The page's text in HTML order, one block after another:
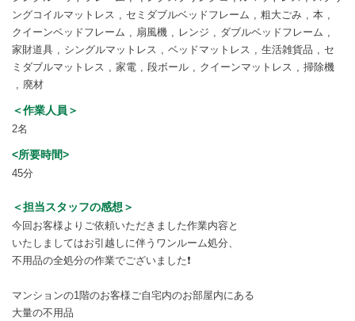
ングコイルマットレス
セミダブルベッドフレーム 粗大ごみ
本
クイーンベッドフレーム
扇風機 レンジ
ダブルベッドフレーム
家財道具
シングルマットレス ベッドマットレス 生活雑貨品
セ
ミダブルマットレス
家電 段ボール クイーンマットレス
掃除機
廃材
＜作業人員＞
2名
<所要時間>
45分
＜担当スタッフの感想＞
今回お客様よりご依頼いただきました作業内容と
いたしましてはお引越しに伴うワンルーム処分、
不用品の全処分の作業でございました❗
マンションの1階のお客様ご自宅内のお部屋内にある
大量の不用品